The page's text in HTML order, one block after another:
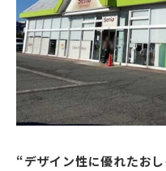
“デザイン性に優れたお